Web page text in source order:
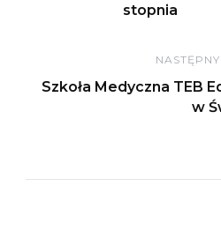
stopnia
Szkoła Medyczna TEB
w